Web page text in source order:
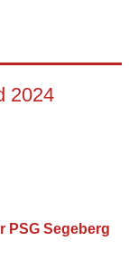
2024
PSG Segeberg